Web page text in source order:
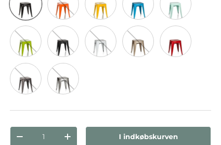
Sort Orange Gul Lyseblå Pastelgrøn
Grøn Sort mat
Antal
Reducer mængdenForøg mængdenI indkøbskurven